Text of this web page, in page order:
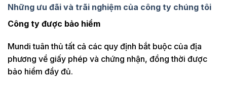
Những ưu đãi và trãi nghiệm của công ty chúng tôi
Công ty được bảo hiểm
Mundi tuân thủ tất cả các quy định bắt buộc của địa
phương về giấy phép và chứng nhận, đồng thời được
bảo hiểm đầy đủ.